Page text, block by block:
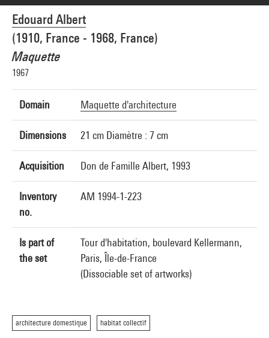
Edouard Albert
(1910, France - 1968, France)
Maquette
1967
Domain Maquette d'architecture
Dimensions 21 cm Diamètre : 7 cm
Acquisition Don de Famille Albert, 1993
Inventory
no.
AM 1994-1-223
Is part of
the set
Tour d'habitation, boulevard Kellermann,
Paris, Île-de-France
(Dissociable set of artworks)
architecture domestique habitat collectif
© droits réservés
Photo credits : Centre Pompidou, MNAM-CCI/J.C. Planchet et G.
Meguerditchian/Dist. GrandPalaisRmn
Image reference : 4R13545 [1994 CX 3254]